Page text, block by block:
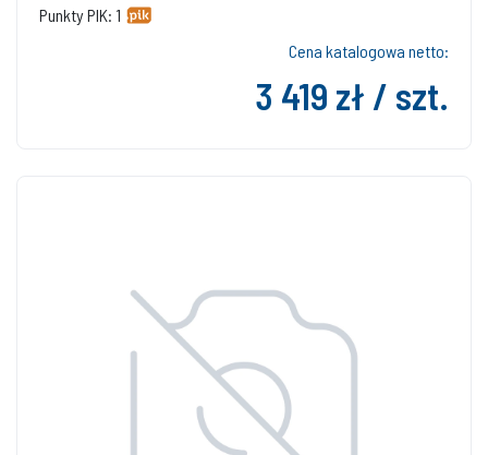
Punkty PIK: 1
Cena katalogowa netto:
3 419 zł / szt.